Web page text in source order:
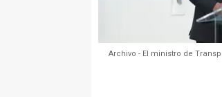
Archivo - El ministro de